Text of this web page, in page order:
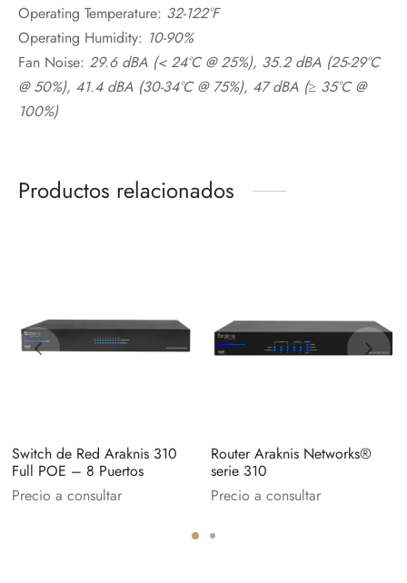
Operating Temperature: 32-122°F
Operating Humidity: 10-90%
Fan Noise: 29.6 dBA (< 24°C @ 25%), 35.2 dBA (25-29°C
@ 50%), 41.4 dBA (30-34°C @ 75%), 47 dBA (≥ 35°C @
100%)
Productos relacionados
Switch de Red Araknis 310
Full POE – 8 Puertos
Precio a consultar
Router Araknis Networks®
serie 310
Precio a consultar